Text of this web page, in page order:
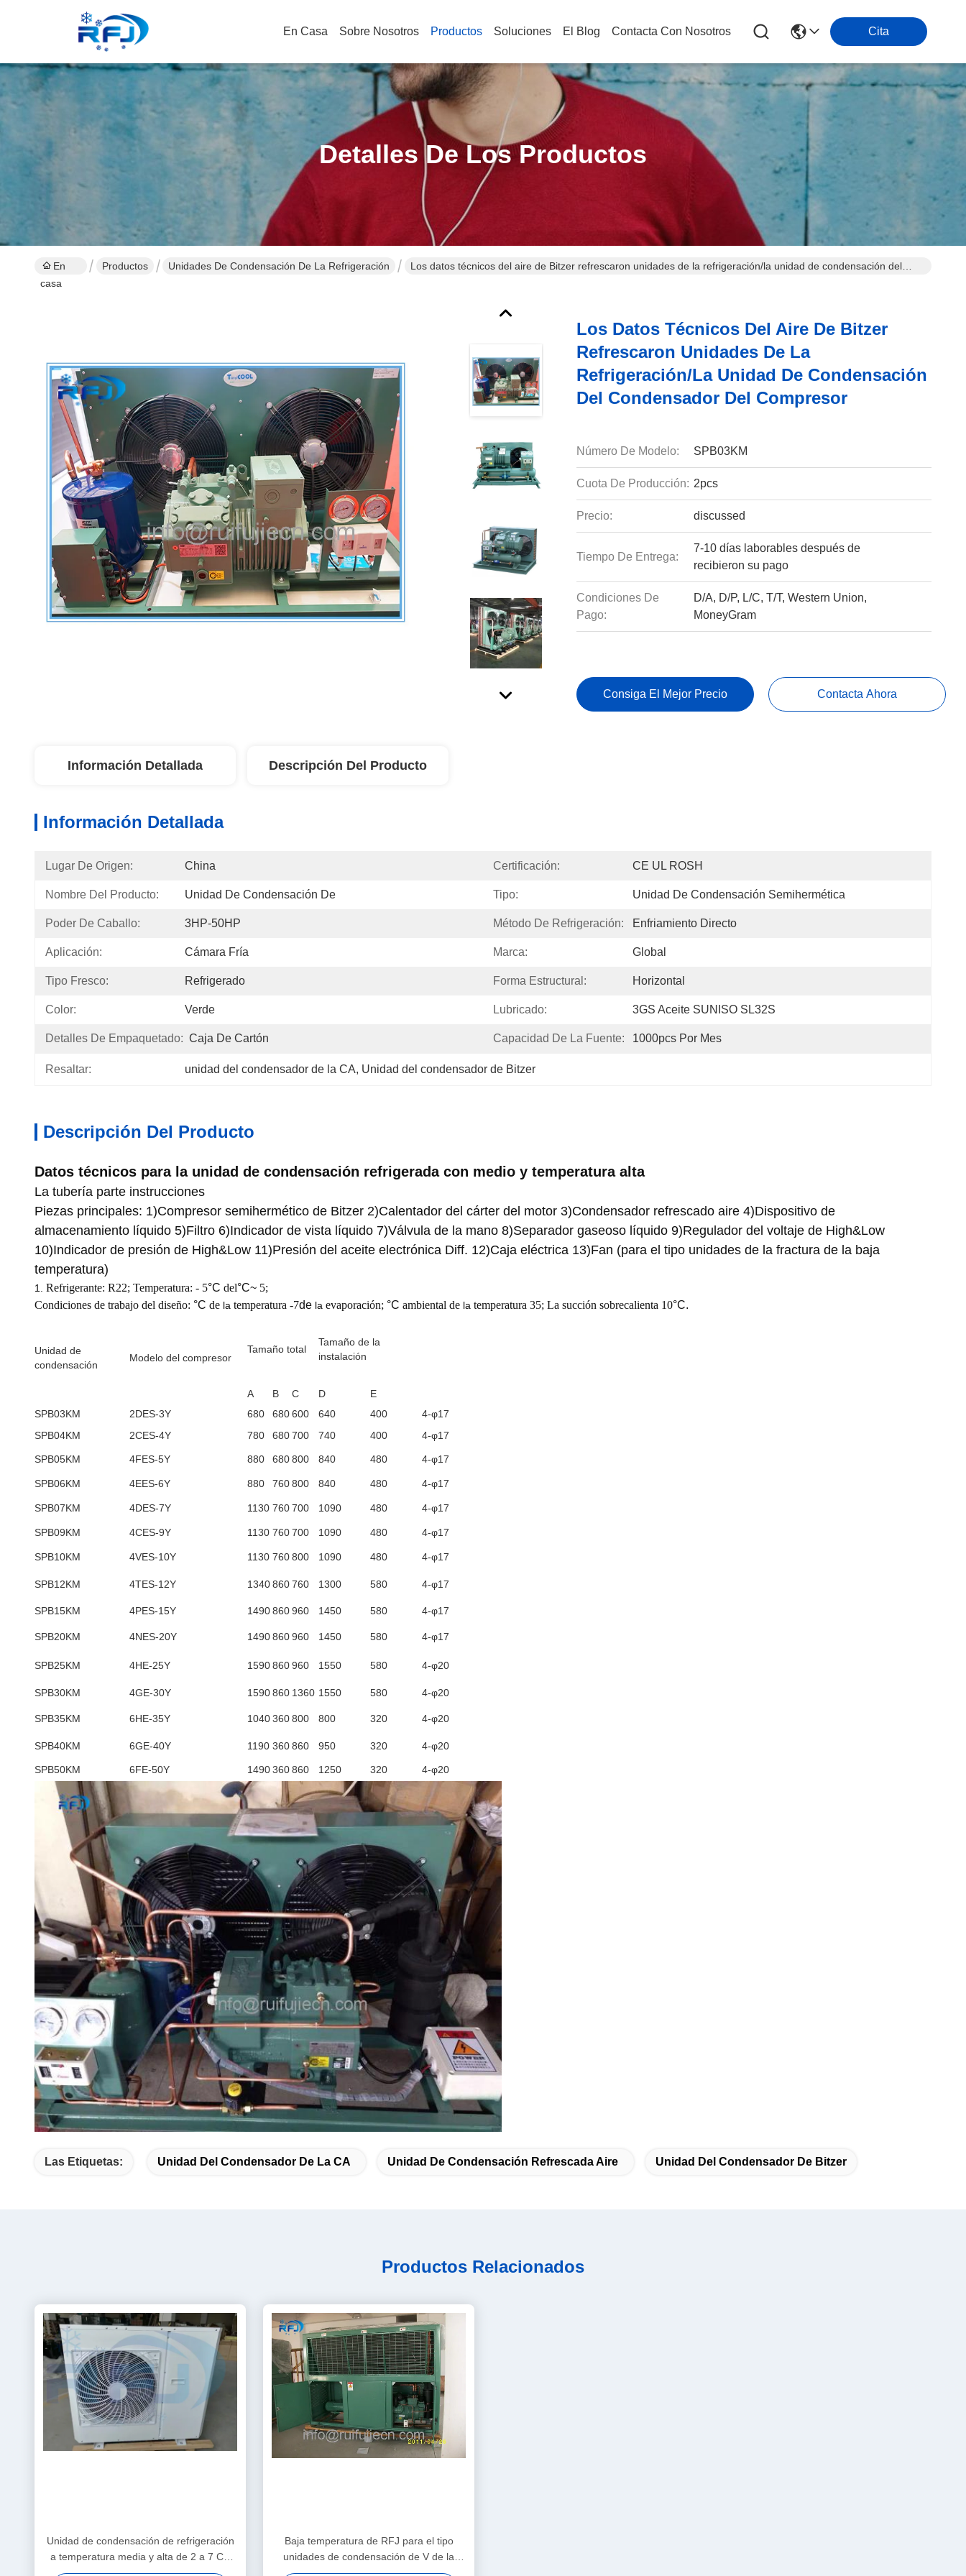
En Casa Sobre Nosotros Productos Soluciones El Blog Contacta Con Nosotros Cita
Detalles De Los Productos
En
casa
Productos Unidades De Condensación De La Refrigeración
Los datos técnicos del aire de Bitzer refrescaron unidades de la refrigeración/la unidad de condensación del
Los Datos Técnicos Del Aire De Bitzer
Refrescaron Unidades De La
Refrigeración/la Unidad De Condensación
Del Condensador Del Compresor
Número De Modelo: SPB03KM
Cuota De Producción: 2pcs
Precio: discussed
Tiempo De Entrega:
7-10 días laborables después de
recibieron su pago
Condiciones De
Pago:
D/A, D/P, L/C, T/T, Western Union,
MoneyGram
Consiga El Mejor Precio Contacta Ahora
Información Detallada Descripción Del Producto
Información Detallada
Lugar De Origen: China Certificación: CE UL ROSH
Nombre Del Producto: Unidad De Condensación De Tipo: Unidad De Condensación Semihermética
Poder De Caballo: 3HP-50HP Método De Refrigeración: Enfriamiento Directo
Aplicación: Cámara Fría Marca: Global
Tipo Fresco: Refrigerado Forma Estructural: Horizontal
Color: Verde Lubricado: 3GS Aceite SUNISO SL32S
Detalles De Empaquetado: Caja De Cartón Capacidad De La Fuente: 1000pcs Por Mes
Resaltar: unidad del condensador de la CA, Unidad del condensador de Bitzer
Descripción Del Producto
Datos técnicos para la unidad de condensación refrigerada con medio y temperatura alta
La tubería parte instrucciones
Piezas principales: 1)Compresor semihermético de Bitzer 2)Calentador del cárter del motor 3)Condensador refrescado aire 4)Dispositivo de
almacenamiento líquido 5)Filtro 6)Indicador de vista líquido 7)Válvula de la mano 8)Separador gaseoso líquido 9)Regulador del voltaje de High&Low
10)Indicador de presión de High&Low 11)Presión del aceite electrónica Diff. 12)Caja eléctrica 13)Fan (para el tipo unidades de la fractura de la baja
temperatura)
1. Refrigerante: R22; Temperatura: - 5°C del°C~ 5;
Condiciones de trabajo del diseño: °C de la temperatura -7de la evaporación; °C ambiental de la temperatura 35; La succión sobrecalienta 10°C.
Unidad de
condensación
Modelo del compresor
Tamaño total
Tamaño de la
instalación
A B C D
E
SPB03KM
2DES-3Y 680 680600 640 400
4-φ17
SPB04KM
2CES-4Y 780 680700 740 400 4-φ17
SPB05KM 4FES-5Y 880 680800 840 480 4-φ17
SPB06KM 4EES-6Y 880 760800 840 480 4-φ17
SPB07KM 4DES-7Y 1130 760700 1090 480 4-φ17
SPB09KM 4CES-9Y 1130 760700 1090 480 4-φ17
SPB10KM 4VES-10Y 1130 760800 1090 480 4-φ17
SPB12KM 4TES-12Y 1340860760 1300 580 4-φ17
SPB15KM 4PES-15Y 1490860960 1450 580 4-φ17
SPB20KM 4NES-20Y 1490860960 1450 580 4-φ17
SPB25KM 4HE-25Y 1590860960 1550 580 4-φ20
SPB30KM 4GE-30Y 1590860 1360 1550 580 4-φ20
SPB35KM 6HE-35Y 1040360800 800 320 4-φ20
SPB40KM 6GE-40Y 1190 360860 950 320 4-φ20
SPB50KM 6FE-50Y 1490360860 1250 320 4-φ20
Las Etiquetas: Unidad Del Condensador De La CA Unidad De Condensación Refrescada Aire Unidad Del Condensador De Bitzer
Productos Relacionados
Unidad de condensación de refrigeración
a temperatura media y alta de 2 a 7 CV
R404A R22
Baja temperatura de RFJ para el tipo
unidades de condensación de V de la
refrigeración de la caja comprimidas